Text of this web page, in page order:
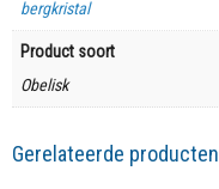
bergkristal
Product soort
Obelisk
Gerelateerde producten